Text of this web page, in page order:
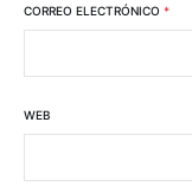
CORREO ELECTRÓNICO *
WEB